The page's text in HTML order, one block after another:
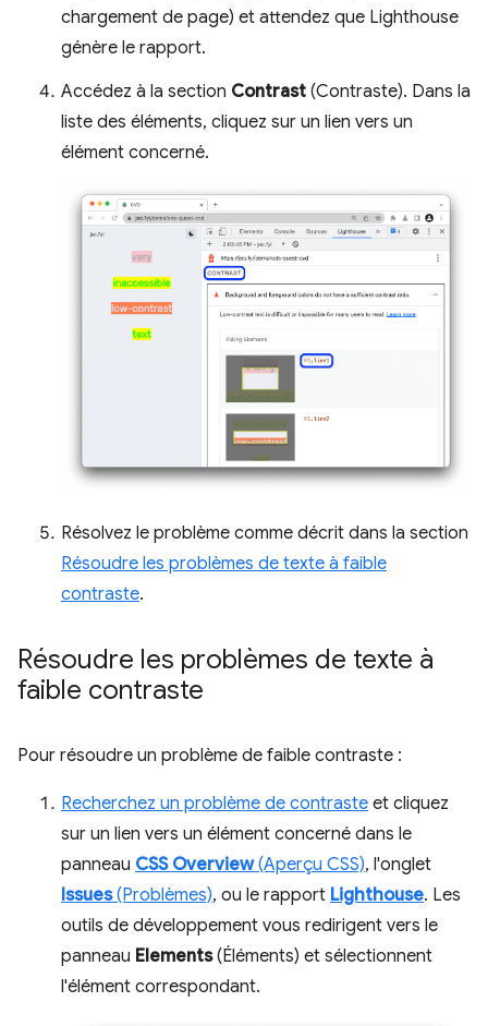
chargement de page) et attendez que Lighthouse
génère le rapport.
Accédez à la section Contrast (Contraste). Dans la
liste des éléments, cliquez sur un lien vers un
élément concerné.
Résolvez le problème comme décrit dans la section
Résoudre les problèmes de texte à faible
contraste.
Résoudre les problèmes de texte à
faible contraste
Pour résoudre un problème de faible contraste :
Recherchez un problème de contraste et cliquez
sur un lien vers un élément concerné dans le
panneau CSS Overview(Aperçu CSS), l'onglet
Issues(Problèmes), ou le rapport Lighthouse. Les
outils de développement vous redirigent vers le
panneau Elements(Éléments) et sélectionnent
l'élément correspondant.